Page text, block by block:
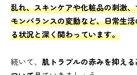
乱れ、スキンケアや化粧品の刺激
モンバランスの変動など、日常生
る状況と深く関わっています。
続いて、 肌トラブルの赤みを抑え